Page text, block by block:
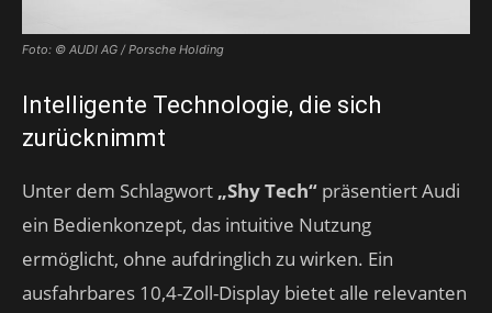
Foto: © AUDI AG / Porsche Holding
Intelligente Technologie, die sich
zurücknimmt
Unter dem Schlagwort „Shy Tech“ präsentiert Audi
ein Bedienkonzept, das intuitive Nutzung
ermöglicht, ohne aufdringlich zu wirken. Ein
ausfahrbares 10,4-Zoll-Display bietet alle relevanten